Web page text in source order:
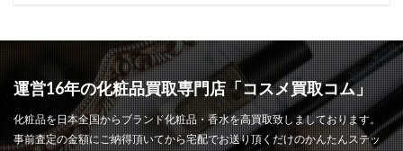
運営16年の化粧品買取専門店「コスメ買取コム」
化粧品を日本全国からブランド化粧品・香水を高買取致しましております。
事前査定の金額にご納得頂いてから宅配でお送り頂くだけのかんたんステッ